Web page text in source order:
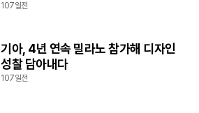
107일전
기아, 4년 연속 밀라노 참가해 디자인
성찰 담아내다
107일전